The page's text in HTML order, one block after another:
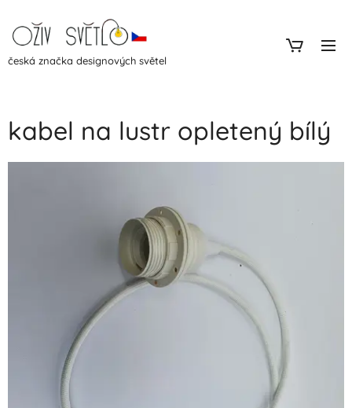
česká značka designových světel
kabel na lustr opletený bílý